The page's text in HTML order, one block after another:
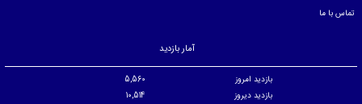
تماس با ما
آمار بازدید
بازدید امروز
5,560
بازدید دیروز
10,514